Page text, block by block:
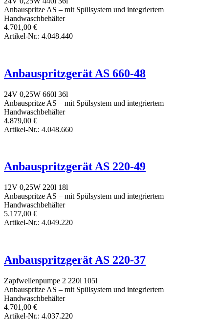
Anbauspritze AS – mit Spülsystem und integriertem
Handwaschbehälter
4.701,00 €
Artikel-Nr.: 4.048.440
Anbauspritzgerät AS 660-48
24V 0,25W 660l 36l
Anbauspritze AS – mit Spülsystem und integriertem
Handwaschbehälter
4.879,00 €
Artikel-Nr.: 4.048.660
Anbauspritzgerät AS 220-49
12V 0,25W 220l 18l
Anbauspritze AS – mit Spülsystem und integriertem
Handwaschbehälter
5.177,00 €
Artikel-Nr.: 4.049.220
Anbauspritzgerät AS 220-37
Zapfwellenpumpe 2 220l 105l
Anbauspritze AS – mit Spülsystem und integriertem
Handwaschbehälter
4.701,00 €
Artikel-Nr.: 4.037.220